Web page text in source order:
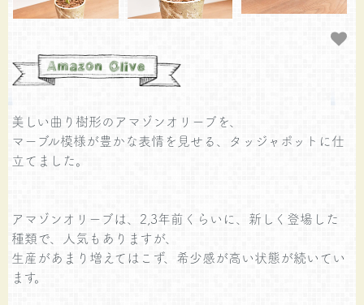
美しい曲り樹形のアマゾンオリーブを、
マーブル模様が豊かな表情を見せる、タッジャポットに仕
立てました。
アマゾンオリーブは、2,3年前くらいに、新しく登場した
種類で、人気もありますが、
生産があまり増えてはこず、希少感が高い状態が続いてい
ます。